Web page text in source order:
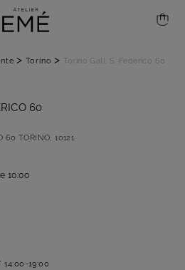
> Torino > Torino Gall. S. Federico 60
60
60 TORINO,10121
10:00
19:00